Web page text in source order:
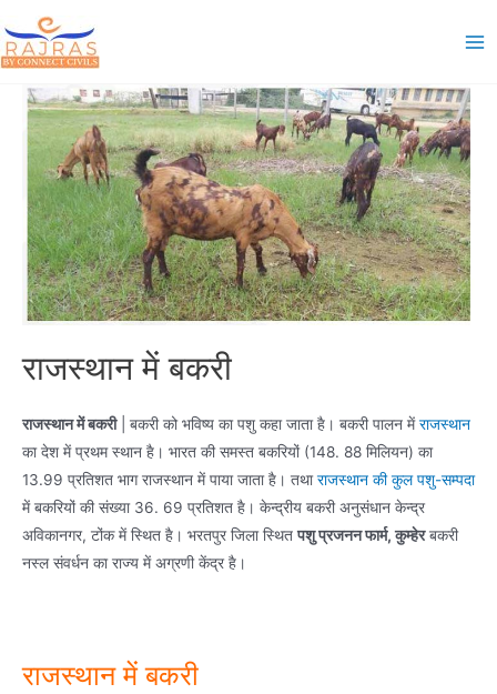
to
content
राजस्थान में बकरी
राजस्थान में बकरी| बकरी को भविष्य का पशु कहा जाता है। बकरी पालन मेंराजस्थान
का देश में प्रथम स्थान है। भारत की समस्त बकरियों (148. 88 मिलियन) का
13.99 प्रतिशत भाग राजस्थान में पाया जाता है। तथाराजस्थान की कुल पशु-सम्पदा
में बकरियों की संख्या 36. 69 प्रतिशत है। केन्द्रीय बकरी अनुसंधान केन्द्र
अविकानगर, टोंक में स्थित है। भरतपुर जिला स्थितपशु प्रजनन फार्म, कुम्हेरबकरी
नस्ल संवर्धन का राज्य में अग्रणी केंद्र है।
राजस्थान में बकरी